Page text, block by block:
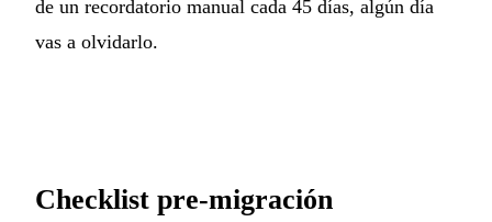
de un recordatorio manual cada 45 días, algún día
vas a olvidarlo.
Checklist pre-migración